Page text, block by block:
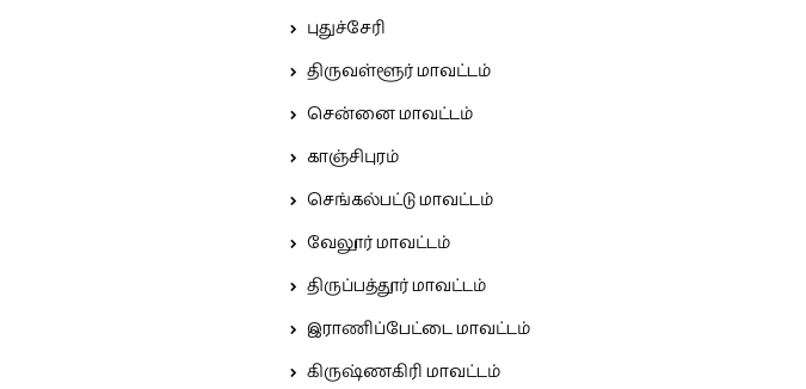
புதுச்சேரி
திருவள்ளூர் மாவட்டம்
சென்னை மாவட்டம்
காஞ்சிபுரம்
செங்கல்பட்டு மாவட்டம்
வேலூர் மாவட்டம்
திருப்பத்தூர் மாவட்டம்
இராணிப்பேட்டை மாவட்டம்
கிருஷ்ணகிரி மாவட்டம்